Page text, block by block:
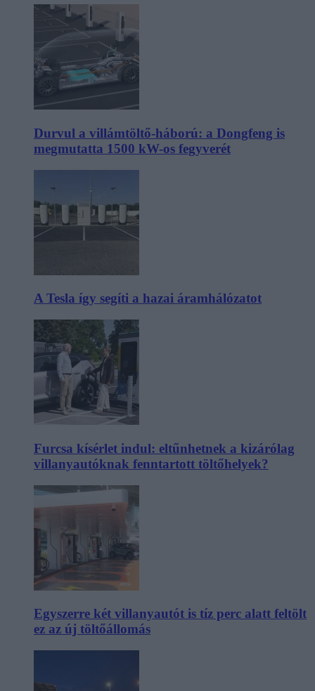
Durvul a villámtöltő-háború: a Dongfeng is
megmutatta 1500 kW-os fegyverét
A Tesla így segíti a hazai áramhálózatot
Furcsa kísérlet indul: eltűnhetnek a kizárólag
villanyautóknak fenntartott töltőhelyek?
Egyszerre két villanyautót is tíz perc alatt feltölt
ez az új töltőállomás